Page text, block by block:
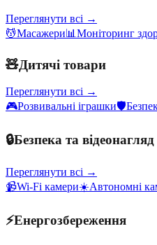
Переглянути всі →
💆Масажери📊 Моніторинг
🧸Дитячі товари
Переглянути всі →
🎮Розвивальні іграшки🛡️
🔒Безпека та відеонагляд
Переглянути всі →
📹Wi-Fi камери☀️Автономні
⚡Енергозбереження